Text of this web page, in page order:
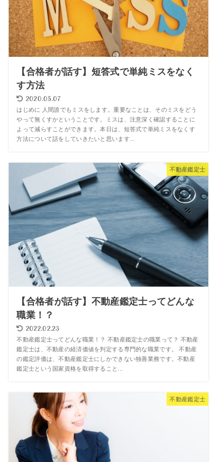
【合格者が話す】短答式で単純ミスをなく
す方法
2020.05.07
はじめに 人間誰でもミスをします。重要なことは、そのミスをどう
やって無くすかということです。ミスは、注意深く確認することに
よって減らすことができます。本日は、短答式で単純ミスをなくす
方法について話をしていきたいと思います...
不動産鑑定士
【合格者が話す】不動産鑑定士ってどんな
職業！？
2022.02.23
不動産鑑定士ってどんな職業！？ 不動産鑑定士の職業って？ 不動産
鑑定士は、不動産の経済価値を判定する専門的な職業です。 不動産
の鑑定評価は、不動産鑑定士にしかできない独善業務です。不動産
鑑定士という国家資格を取得すること...
不動産鑑定士